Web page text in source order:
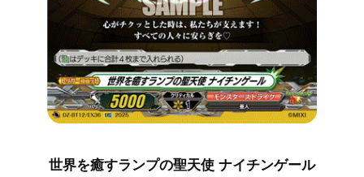
世界を癒すランプの聖天使 ナイチンゲール